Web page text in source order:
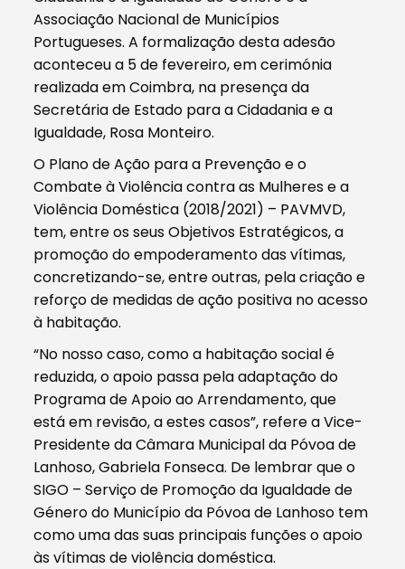
Associação Nacional de Municípios
Portugueses. A formalização desta adesão
aconteceu a 5 de fevereiro, em cerimónia
realizada em Coimbra, na presença da
Secretária de Estado para a Cidadania e a
Igualdade, Rosa Monteiro.
O Plano de Ação para a Prevenção e o
Combate à Violência contra as Mulheres e a
Violência Doméstica (2018/2021) – PAVMVD,
tem, entre os seus Objetivos Estratégicos, a
promoção do empoderamento das vítimas,
concretizando-se, entre outras, pela criação e
reforço de medidas de ação positiva no acesso
à habitação.
“No nosso caso, como a habitação social é
reduzida, o apoio passa pela adaptação do
Programa de Apoio ao Arrendamento, que
está em revisão, a estes casos”, refere a Vice-
Presidente da Câmara Municipal da Póvoa de
Lanhoso, Gabriela Fonseca. De lembrar que o
SIGO – Serviço de Promoção da Igualdade de
Género do Município da Póvoa de Lanhoso tem
como uma das suas principais funções o apoio
às vítimas de violência doméstica.